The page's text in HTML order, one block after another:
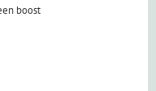
boost